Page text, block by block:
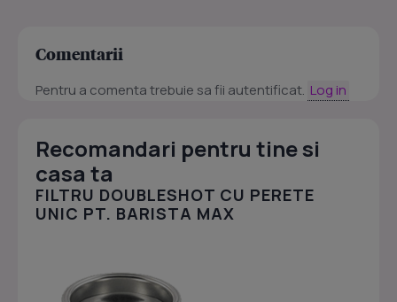
Comentarii
Pentru a comenta trebuie sa fii autentificat. Log in
Recomandari pentru tine si
casa ta
FILTRU DOUBLESHOT CU PERETE
UNIC PT. BARISTA MAX